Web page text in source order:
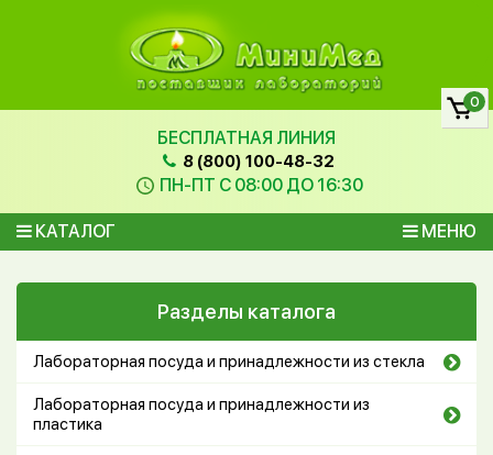
БЕСПЛАТНАЯ ЛИНИЯ
8 (800) 100-48-32
ПН-ПТ С 08:00 ДО 16:30
КАТАЛОГ МЕНЮ
0
Разделы каталога
Лабораторная посуда и принадлежности из стекла
Лабораторная посуда и принадлежности из
пластика